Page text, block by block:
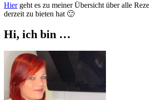
Hiergeht es zu meiner Übersicht über alle
derzeit zu bieten hat 🙂
Hi, ich bin …